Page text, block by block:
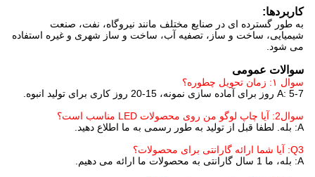
کاربردها:
به طور گسترده ای در صنایع مختلف مانند نیروگاه، نفت، صنعت
شیمیایی، ساخت و ساز، تصفیه آب، ساخت و ساز شهری و غیره استفاده
می شود.
سوالات عمومی
سوال ۱: زمان تحویل چطوره؟
A: 5-7 روز برای آماده سازی نمونه، 15-20 روز کاری برای تولید انبوه.
سوال2: آیا چاپ لوگو من روی محصولات LED مناسب است؟
A: بله. لطفا قبل از تولید به طور رسمی به ما اطلاع دهید.
Q3: آیا شما ارائه گارانتی برای محصولات؟
A: بله، ما 1 سال گارانتی به محصولات ما ارائه می دهیم.